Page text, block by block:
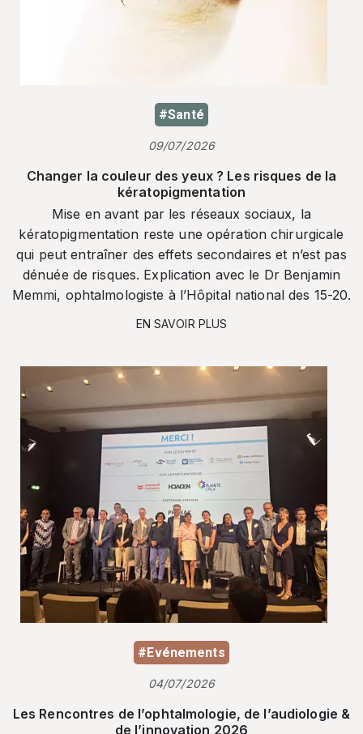
#Santé
09/07/2026
Changer la couleur des yeux ? Les risques de la
kératopigmentation
Mise en avant par les réseaux sociaux, la
kératopigmentation reste une opération chirurgicale
qui peut entraîner des effets secondaires et n’est pas
dénuée de risques. Explication avec le Dr Benjamin
Memmi, ophtalmologiste à l’Hôpital national des 15-20.
EN SAVOIR PLUS
#Evénements
04/07/2026
Les Rencontres de l’ophtalmologie, de l’audiologie &
de l’innovation 2026